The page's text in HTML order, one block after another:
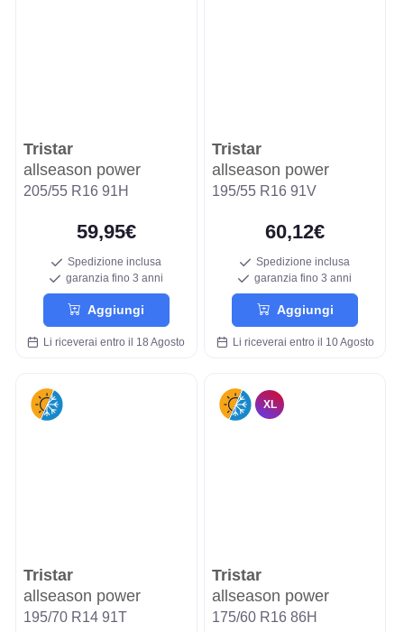
Tristar
allseason power
205/55 R16 91H
59,95€
Spedizione inclusa
garanzia fino 3 anni
Aggiungi
Li riceverai entro il 18 Agosto
Tristar
allseason power
195/55 R16 91V
60,12€
Spedizione inclusa
garanzia fino 3 anni
Aggiungi
Li riceverai entro il 10 Agosto
Tristar
allseason power
195/70 R14 91T
XL
Tristar
allseason power
175/60 R16 86H